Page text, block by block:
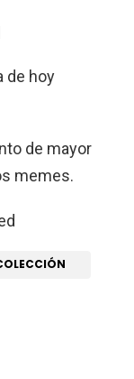
de hoy
de mayor
memes.